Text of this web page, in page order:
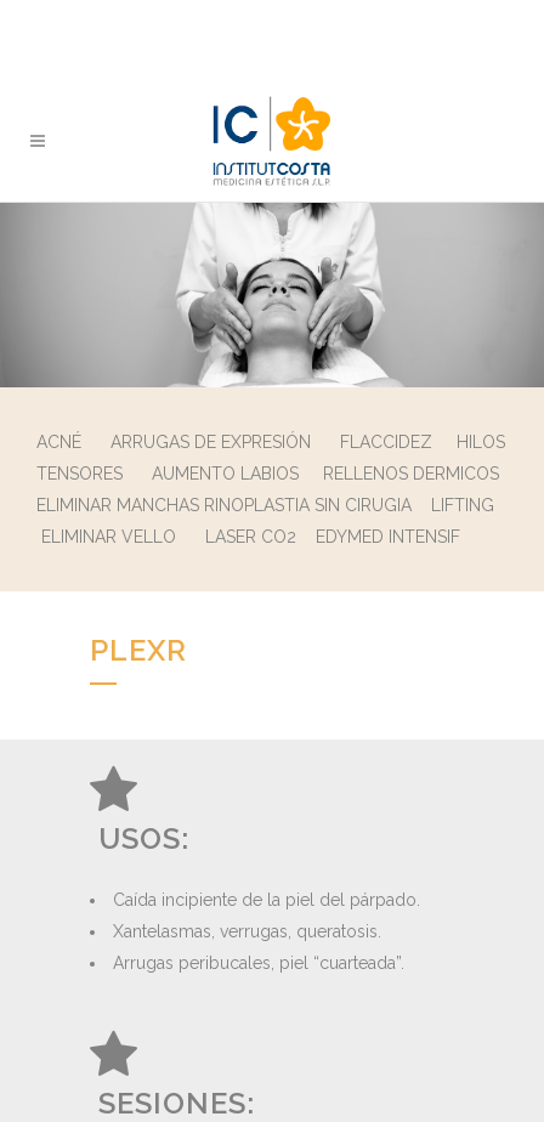
ACNÉ ARRUGAS DE EXPRESIÓN FLACCIDEZ
HILOS
TENSORES
AUMENTO LABIOS
RELLENOS DERMICOS
ELIMINAR MANCHAS RINOPLASTIA SIN CIRUGIA
LIFTING
ELIMINAR VELLO
LASER CO2 EDYMED INTENSIF
PLEXR
USOS:
Caída incipiente de la piel del párpado.
Xantelasmas, verrugas, queratosis.
Arrugas peribucales, piel “cuarteada”.
SESIONES: